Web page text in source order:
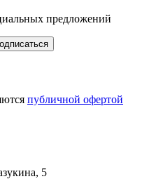
предложений
публичной офертой
5